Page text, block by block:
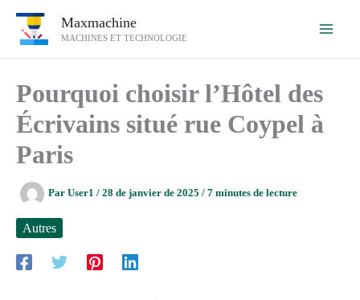
Maxmachine
MACHINES ET TECHNOLOGIE
Pourquoi choisir l’Hôtel des
Écrivains situé rue Coypel à
Paris
Par User1 / 28 de janvier de 2025 / 7 minutes de lecture
Autres